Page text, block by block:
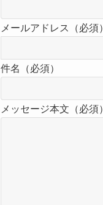
メールアドレス（必須）
件名（必須）
メッセージ本文（必須）